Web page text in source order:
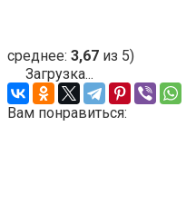
среднее: 3,67 из 5)
Загрузка...
Вам понравиться: